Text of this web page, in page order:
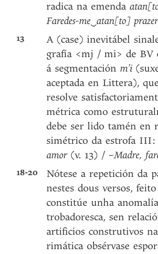
radica na emenda
Faredes-me ‿atan[to] prazer
13 A (case) inevitábel
grafía <mj / mi> de BV
á segmentaciónm’i
aceptada en Littera),
resolve
métrica como
debe ser lido tamén en
simétrico da estrofa III:
amor(v. 13) / –Madre,
18-20 Nótese a repetición da
nestes dous versos,
constitúe unha
trobadoresca, sen
artificios construtivos
rimática obsérvase